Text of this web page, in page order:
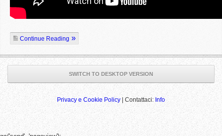
Continue Reading
SWITCH TO DESKTOP VERSION
Privacy e Cookie Policy| Contattaci:Info